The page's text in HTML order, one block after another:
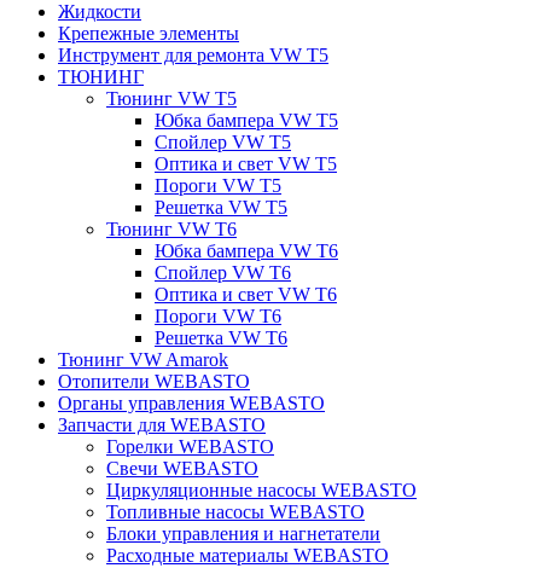
Жидкости
Крепежные элементы
Инструмент для ремонта VW T5
ТЮНИНГ
Тюнинг VW T5
Юбка бампера VW T5
Спойлер VW T5
Оптика и свет VW T5
Пороги VW T5
Решетка VW T5
Тюнинг VW T6
Юбка бампера VW T6
Спойлер VW T6
Оптика и свет VW T6
Пороги VW T6
Решетка VW T6
Тюнинг VW Amarok
Отопители WEBASTO
Органы управления WEBASTO
Запчасти для WEBASTO
Горелки WEBASTO
Свечи WEBASTO
Циркуляционные насосы WEBASTO
Топливные насосы WEBASTO
Блоки управления и нагнетатели
Расходные материалы WEBASTO